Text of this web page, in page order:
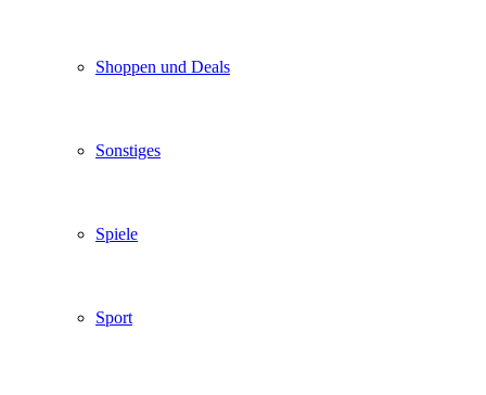
Shoppen und Deals
Sonstiges
Spiele
Sport